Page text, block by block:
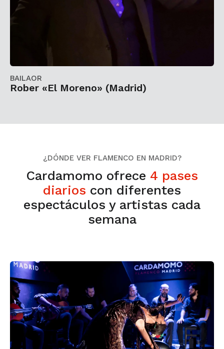
BAILAOR
Rober «El Moreno» (Madrid)
¿DÓNDE VER FLAMENCO EN MADRID?
Cardamomo ofrece 4 pases
diarios con diferentes
espectáculos y artistas cada
semana